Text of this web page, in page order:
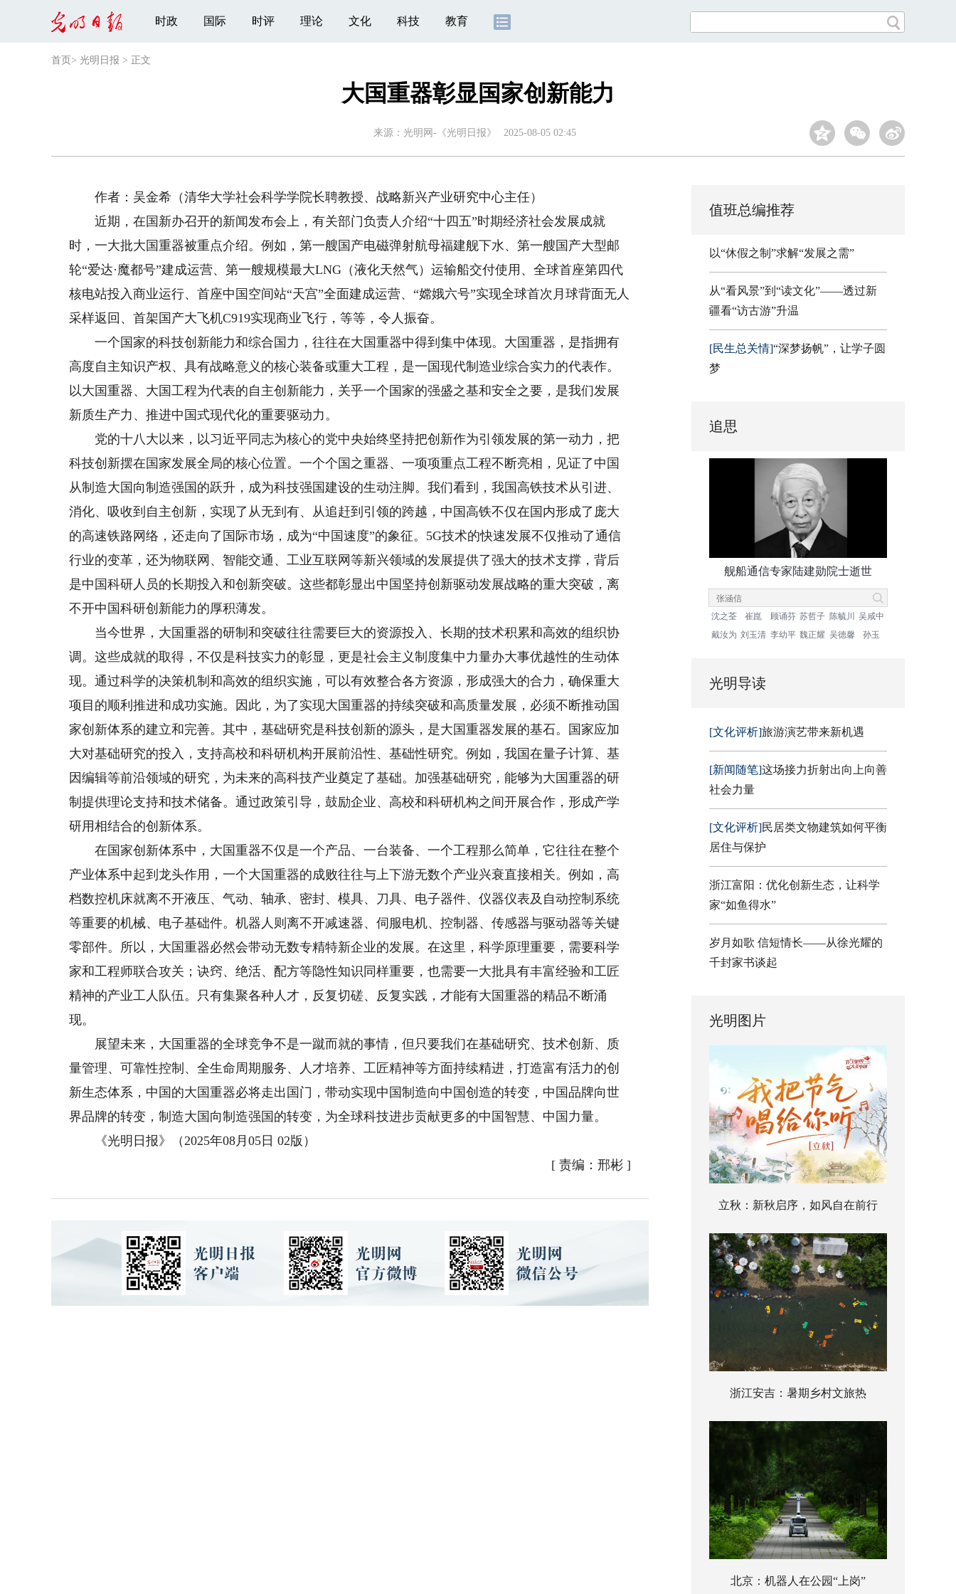
时政 国际 时评 理论 文化 科技 教育
首页 > 光明日报 > 正文
大国重器彰显国家创新能力
来源： 光明网-《光明日报》 2025-08-05 02:45
作者：吴金希（清华大学社会科学学院长聘教授、战略新兴产业研究中心主任）
近期，在国新办召开的新闻发布会上，有关部门负责人介绍“十四五”时期经济社会发展成就
时，一大批大国重器被重点介绍。例如，第一艘国产电磁弹射航母福建舰下水、第一艘国产大型邮
轮“爱达·魔都号”建成运营、第一艘规模最大LNG（液化天然气）运输船交付使用、全球首座第四代
核电站投入商业运行、首座中国空间站“天宫”全面建成运营、“嫦娥六号”实现全球首次月球背面无人
采样返回、首架国产大飞机C919实现商业飞行，等等，令人振奋。
一个国家的科技创新能力和综合国力，往往在大国重器中得到集中体现。大国重器，是指拥有
高度自主知识产权、具有战略意义的核心装备或重大工程，是一国现代制造业综合实力的代表作。
以大国重器、大国工程为代表的自主创新能力，关乎一个国家的强盛之基和安全之要，是我们发展
新质生产力、推进中国式现代化的重要驱动力。
党的十八大以来，以习近平同志为核心的党中央始终坚持把创新作为引领发展的第一动力，把
科技创新摆在国家发展全局的核心位置。一个个国之重器、一项项重点工程不断亮相，见证了中国
从制造大国向制造强国的跃升，成为科技强国建设的生动注脚。我们看到，我国高铁技术从引进、
消化、吸收到自主创新，实现了从无到有、从追赶到引领的跨越，中国高铁不仅在国内形成了庞大
的高速铁路网络，还走向了国际市场，成为“中国速度”的象征。5G技术的快速发展不仅推动了通信
行业的变革，还为物联网、智能交通、工业互联网等新兴领域的发展提供了强大的技术支撑，背后
是中国科研人员的长期投入和创新突破。这些都彰显出中国坚持创新驱动发展战略的重大突破，离
不开中国科研创新能力的厚积薄发。
当今世界，大国重器的研制和突破往往需要巨大的资源投入、长期的技术积累和高效的组织协
调。这些成就的取得，不仅是科技实力的彰显，更是社会主义制度集中力量办大事优越性的生动体
现。通过科学的决策机制和高效的组织实施，可以有效整合各方资源，形成强大的合力，确保重大
项目的顺利推进和成功实施。因此，为了实现大国重器的持续突破和高质量发展，必须不断推动国
家创新体系的建立和完善。其中，基础研究是科技创新的源头，是大国重器发展的基石。国家应加
大对基础研究的投入，支持高校和科研机构开展前沿性、基础性研究。例如，我国在量子计算、基
因编辑等前沿领域的研究，为未来的高科技产业奠定了基础。加强基础研究，能够为大国重器的研
制提供理论支持和技术储备。通过政策引导，鼓励企业、高校和科研机构之间开展合作，形成产学
研用相结合的创新体系。
在国家创新体系中，大国重器不仅是一个产品、一台装备、一个工程那么简单，它往往在整个
产业体系中起到龙头作用，一个大国重器的成败往往与上下游无数个产业兴衰直接相关。例如，高
档数控机床就离不开液压、气动、轴承、密封、模具、刀具、电子器件、仪器仪表及自动控制系统
等重要的机械、电子基础件。机器人则离不开减速器、伺服电机、控制器、传感器与驱动器等关键
零部件。所以，大国重器必然会带动无数专精特新企业的发展。在这里，科学原理重要，需要科学
家和工程师联合攻关；诀窍、绝活、配方等隐性知识同样重要，也需要一大批具有丰富经验和工匠
精神的产业工人队伍。只有集聚各种人才，反复切磋、反复实践，才能有大国重器的精品不断涌
现。
展望未来，大国重器的全球竞争不是一蹴而就的事情，但只要我们在基础研究、技术创新、质
量管理、可靠性控制、全生命周期服务、人才培养、工匠精神等方面持续精进，打造富有活力的创
新生态体系，中国的大国重器必将走出国门，带动实现中国制造向中国创造的转变，中国品牌向世
界品牌的转变，制造大国向制造强国的转变，为全球科技进步贡献更多的中国智慧、中国力量。
《光明日报》（2025年08月05日 02版）
[ 责编：邢彬]
值班总编推荐
以“休假之制”求解“发展之需”
从“看风景”到“读文化”——透过新
疆看“访古游”升温
[民生总关情]“深梦扬帆”，让学子圆
梦
追思
舰船通信专家陆建勋院士逝世
沈之荃 崔崑 顾诵芬 苏哲子 陈毓川
吴咸中
戴汝为 刘玉清 李幼平 魏正耀 吴德馨 孙玉
光明导读
[文化评析]旅游演艺带来新机遇
[新闻随笔]这场接力折射出向上向善
社会力量
[文化评析]民居类文物建筑如何平衡
居住与保护
浙江富阳：优化创新生态，让科学
家“如鱼得水”
岁月如歌 信短情长——从徐光耀的
千封家书谈起
光明图片
立秋：新秋启序，如风自在前行
浙江安吉：暑期乡村文旅热
北京：机器人在公园“上岗”